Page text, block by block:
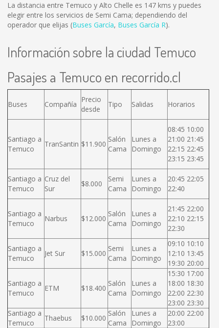
La distancia entre Temuco y Alto Chelle es 147 kms y puedes
elegir entre los servicios de Semi Cama; dependiendo del
operador que elijas (Buses García, Buses García R).
Información sobre la ciudad Temuco
Pasajes a Temuco en recorrido.cl
Buses Compañía
Precio
desde
Tipo Salidas Horarios
Santiago a
Temuco
TranSantin $11.900
Salón
Cama
Lunes a
Domingo
08:45 10:00
21:00 21:45
22:15 22:45
23:15 23:45
Santiago a
Temuco
Cruz del
Sur
$8.000
Semi
Cama
Lunes a
Domingo
20:45 22:05
22:40
Santiago a
Temuco
Narbus $12.000
Salón
Cama
Lunes a
Domingo
21:45 22:00
22:10 22:15
22:30
Santiago a
Temuco
Jet Sur $15.000
Semi
Cama
Lunes a
Domingo
09:10 10:10
12:10 13:45
19:30 20:00
Santiago a
Temuco
ETM $18.400
Salón
Cama
Lunes a
Domingo
15:30 17:00
18:00 18:30
22:00 22:30
23:00 23:30
Santiago a
Temuco
Thaebus $10.000
Salón
Cama
Lunes a
Domingo
20:00 22:00
23:00